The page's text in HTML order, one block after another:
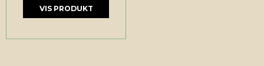
VIS PRODUKT